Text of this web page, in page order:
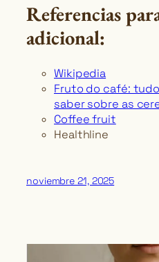
Referencias
adicional:
Wikipedia
Fruto do café:
saber sobre as
Coffee fruit
Healthline
noviembre 21, 2025